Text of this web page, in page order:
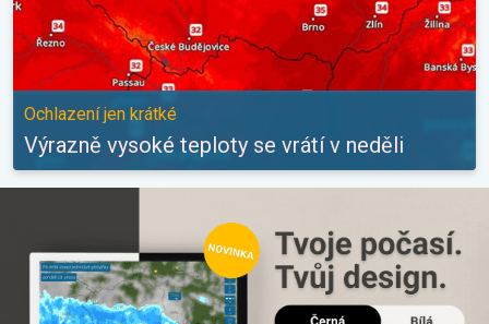
Ochlazení jen krátké
Výrazně vysoké teploty se vrátí v neděli